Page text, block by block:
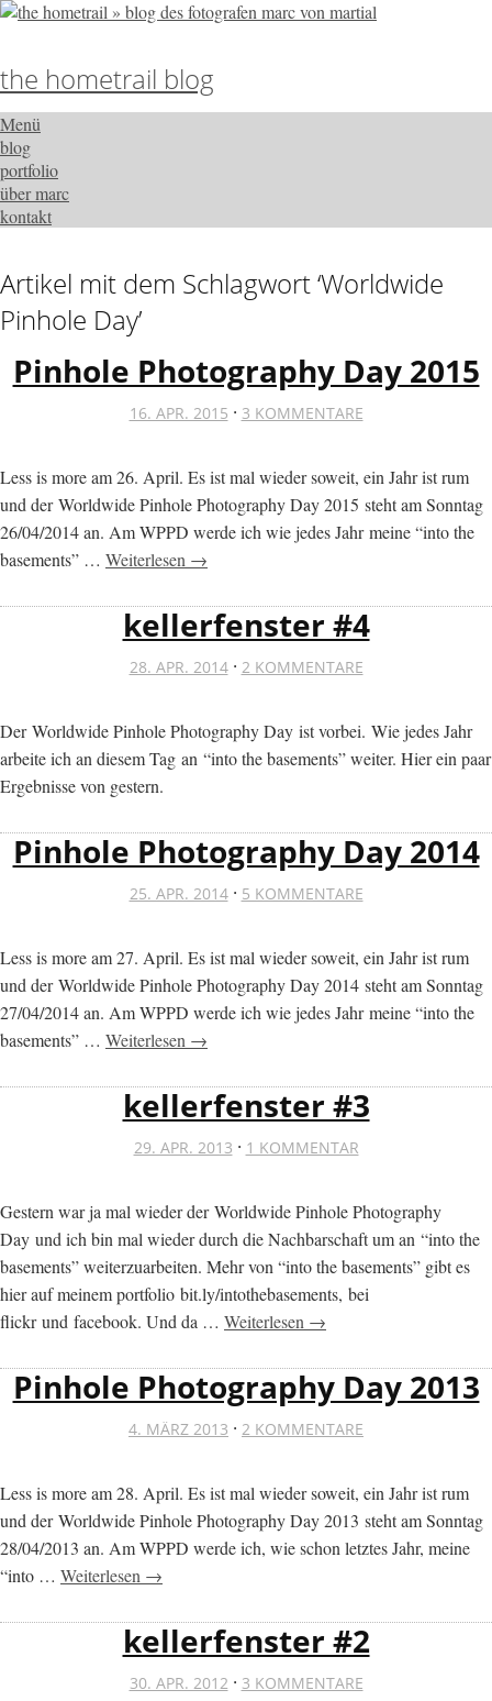
the hometrail blog
Menü
blog
portfolio
über marc
kontakt
Artikel mit dem Schlagwort ‘Worldwide
Pinhole Day’
Pinhole Photography Day 2015
16. APR. 2015 · 3 KOMMENTARE
Less is more am 26. April. Es ist mal wieder soweit, ein Jahr ist rum
und der Worldwide Pinhole Photography Day 2015 steht am Sonntag
26/04/2014 an. Am WPPD werde ich wie jedes Jahr meine “into the
basements” … Weiterlesen →
kellerfenster #4
28. APR. 2014· 2 KOMMENTARE
Der Worldwide Pinhole Photography Day ist vorbei. Wie jedes Jahr
arbeite ich an diesem Tag an “into the basements” weiter. Hier ein paar
Ergebnisse von gestern.
Pinhole Photography Day 2014
25. APR. 2014· 5 KOMMENTARE
Less is more am 27. April. Es ist mal wieder soweit, ein Jahr ist rum
und der Worldwide Pinhole Photography Day 2014 steht am Sonntag
27/04/2014 an. Am WPPD werde ich wie jedes Jahr meine “into the
basements” … Weiterlesen →
kellerfenster #3
29. APR. 2013 · 1 KOMMENTAR
Gestern war ja mal wieder der Worldwide Pinhole Photography
Day und ich bin mal wieder durch die Nachbarschaft um an “into the
basements” weiterzuarbeiten. Mehr von “into the basements” gibt es
hier auf meinem portfolio bit.ly/intothebasements, bei
flickr und facebook. Und da … Weiterlesen →
Pinhole Photography Day 2013
4. MÄRZ 2013 · 2 KOMMENTARE
Less is more am 28. April. Es ist mal wieder soweit, ein Jahr ist rum
und der Worldwide Pinhole Photography Day 2013 steht am Sonntag
28/04/2013 an. Am WPPD werde ich, wie schon letztes Jahr, meine
“into … Weiterlesen →
kellerfenster #2
30. APR. 2012 · 3 KOMMENTARE